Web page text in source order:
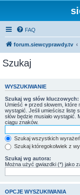
FAQ
forum.siewcyprawdy.tv
Szukaj
WYSZUKIWANIE
Szukaj wg słów kluczowych:
Umieść + przed słowem, które
wystąpić. Jeśli umieścisz listę
słów będzie musiało
ciągu znaków.
Szukaj wszystkich
Szukaj któregokolwiek z
Szukaj wg autora:
Można użyć gwiazdki (*) jako
OPCJE WYSZUKIWANIA